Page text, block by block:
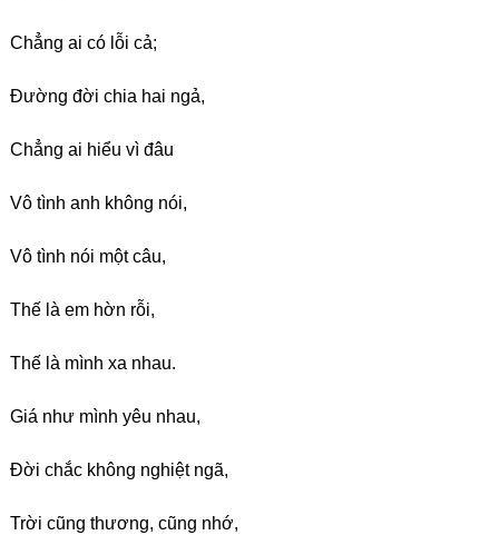
Chẳng ai có lỗi cả;
Đường đời chia hai ngả,
Chẳng ai hiểu vì đâu
Vô tình anh không nói,
Vô tình nói một câu,
Thế là em hờn rỗi,
Thế là mình xa nhau.
Giá như mình yêu nhau,
Đời chắc không nghiệt ngã,
Trời cũng thương, cũng nhớ,